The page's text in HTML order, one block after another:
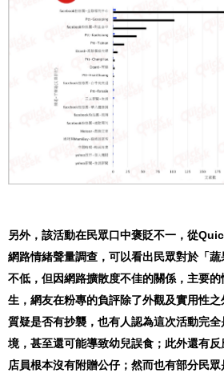
另外，該活動在民眾口中褒貶不一，從
網路情緒聲量調查，可以看出民眾對於「
不低，但因網路擴散度不佳的關係，主要
生，網友在粉專的負評除了外觀及實用性
質疑是否有抄襲，也有人認為這次活動完
境，甚至還可能導致幼兒誤食；此外還有
店員根本沒有附贈公仔；然而也有部分民眾